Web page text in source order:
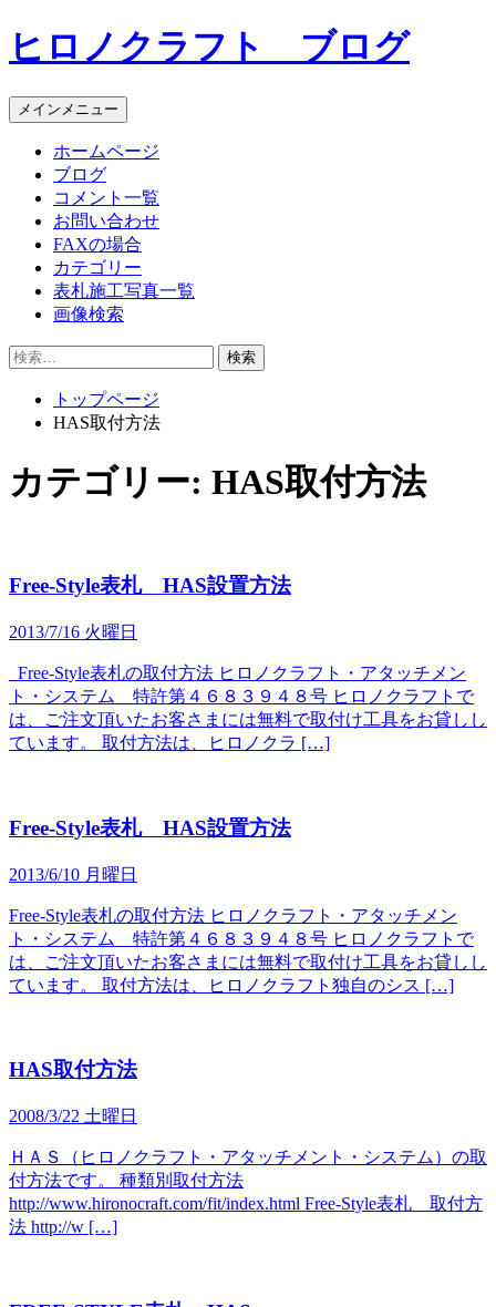
コ
ン
ン
ツ
ヒロノクラフト ブログ
メインメニュー
ホームページ
ブログ
コメント一覧
お問い合わせ
FAXの場合
カテゴリー
表札施工写真一覧
画像検索
検
トップページ
HAS取付方法
カテゴリー: HAS取付方法
Free-Style表札 HAS設置方法
2013/7/16 火曜日
Free-Style表札の取付方法 ヒロノクラフト・アタッチメン
ト・システム 特許第４６８３９４８号 ヒロノクラフトで
は、ご注文頂いたお客さまには無料で取付け工具をお貸しし
ています。 取付方法は、ヒロノクラ […]
Free-Style表札 HAS設置方法
2013/6/10 月曜日
Free-Style表札の取付方法 ヒロノクラフト・アタッチメン
ト・システム 特許第４６８３９４８号 ヒロノクラフトで
は、ご注文頂いたお客さまには無料で取付け工具をお貸しし
ています。 取付方法は、ヒロノクラフト独自のシス […]
HAS取付方法
2008/3/22 土曜日
ＨＡＳ（ヒロノクラフト・アタッチメント・システム）の取
付方法です。 種類別取付方法
http://www.hironocraft.com/fit/index.html Free-Style表札 取付方
法 http://w […]